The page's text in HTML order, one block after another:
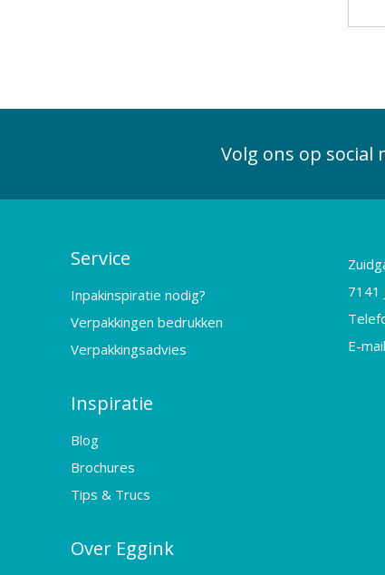
Volg ons op social
Service
Inpakinspiratie nodig?
Verpakkingen bedrukken
Verpakkingsadvies
Inspiratie
Blog
Brochures
Tips & Trucs
Over Eggink
7141
E-